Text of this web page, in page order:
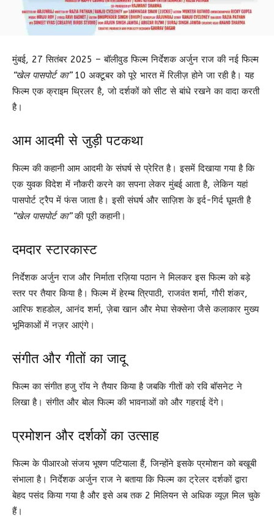
मुंबई, 27 सितंबर 2025 – बॉलीवुड फिल्म निर्देशक अर्जुन राज की नई फिल्म
“खेल पासपोर्ट का”10 अक्टूबर को पूरे भारत में रिलीज़ होने जा रही है। यह
फिल्म एक क्राइम थ्रिलर है, जो दर्शकों को सीट से बांधे रखने का वादा करती
है।
आम आदमी से जुड़ी पटकथा
फिल्म की कहानी आम आदमी के संघर्ष से प्रेरित है। इसमें दिखाया गया है कि
एक युवक विदेश में नौकरी करने का सपना लेकर मुंबई आता है, लेकिन यहां
पासपोर्ट ट्रैप में फंस जाता है। इसी संघर्ष और साज़िश के इर्द-गिर्द घूमती है
“खेल पासपोर्ट का”की पूरी कहानी।
दमदार स्टारकास्ट
निर्देशक अर्जुन राज और निर्माता रज़िया पठान ने मिलकर इस फिल्म को बड़े
स्तर पर तैयार किया है। फिल्म में हेरम्ब त्रिपाठी, राजवंत शर्मा, गौरी शंकर,
आरिफ शहडोल, आनंद शर्मा, ज़ेबा खान और मेघा सेक्सेना जैसे कलाकार मुख्य
भूमिकाओं में नज़र आएंगे।
संगीत और गीतों का जादू
फिल्म का संगीत हजु रॉय ने तैयार किया है जबकि गीतों को रवि बॉसनेट ने
लिखा है। संगीत और बोल फिल्म की भावनाओं को और गहराई देंगे।
प्रमोशन और दर्शकों का उत्साह
फिल्म के पीआरओ संजय भूषण पटियाला हैं, जिन्होंने इसके प्रमोशन को बखूबी
संभाला है। निर्देशक अर्जुन राज ने बताया कि फिल्म का ट्रेलर दर्शकों द्वारा
बेहद पसंद किया गया है और इसे अब तक 2 मिलियन से अधिक व्यूज़ मिल चुके
हैं।